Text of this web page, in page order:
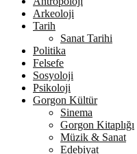
Arkeoloji
Tarih
Sanat Tarihi
Politika
Felsefe
Sosyoloji
Psikoloji
Gorgon Kültür
Sinema
Gorgon Kitaplığı
Müzik & Sanat
Edebiyat